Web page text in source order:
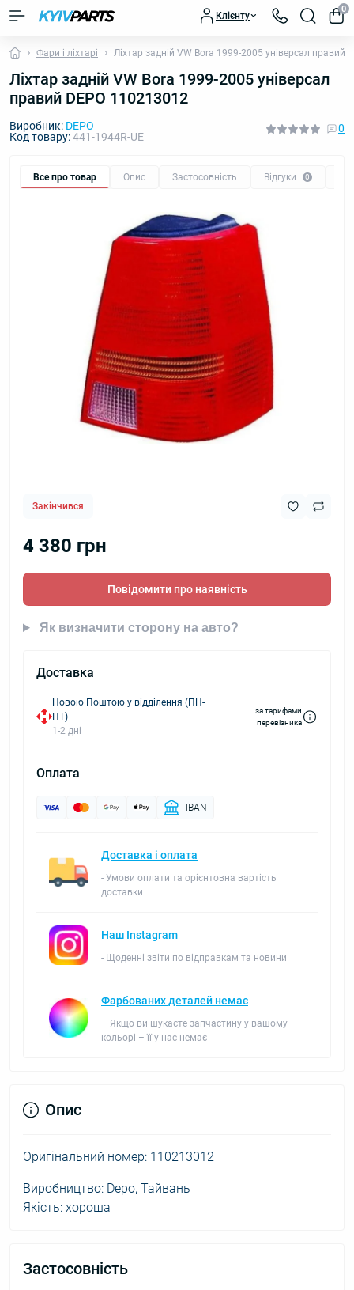
Клієнту
0
Фари і ліхтарі Ліхтар задній VW Bora 1999-2005 універсал правий
Ліхтар задній VW Bora 1999-2005 універсал
правий DEPO 110213012
Виробник: DEPO
Код товару:441-1944R-UE
0
Все про товар Опис Застосовність Відгуки 0
Закінчився
4 380 грн
Повідомити про наявність
Як визначити сторону на авто?
Доставка
Новою Поштою у відділення (ПН-
ПТ)
1-2 дні
за тарифами
перевізника
Оплата
IBAN
Доставка і оплата
- Умови оплати та орієнтовна вартість
доставки
Наш Instagram
- Щоденні звіти по відправкам та новини
Фарбованих деталей немає
– Якщо ви шукаєте запчастину у вашому
кольорі – її у нас немає
Опис
Оригінальний номер: 110213012
Виробництво: Depo, Тайвань
Якість: хороша
Застосовність